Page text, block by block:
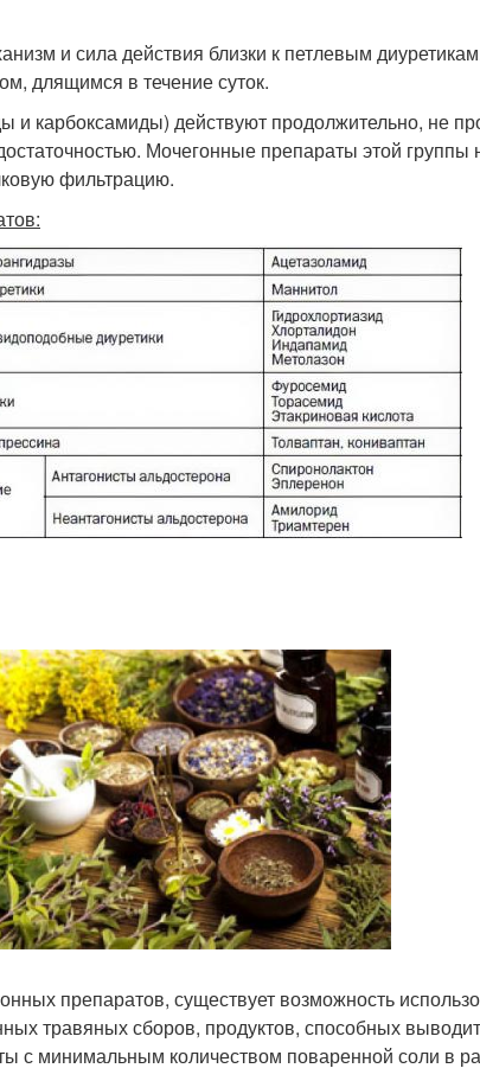
и сила действия близки к петлевым
длящимся в течение суток.
и карбоксамиды) действуют продолжительно, не
Мочегонные препараты этой группы
фильтрацию.
препаратов, существует возможность
травяных сборов, продуктов, способных
с минимальным количеством поваренной соли в